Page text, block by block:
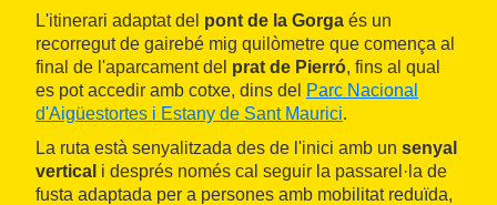
L'itinerari adaptat del pont de la Gorga és un
recorregut de gairebé mig quilòmetre que comença al
final de l'aparcament del prat de Pierró, fins al qual
es pot accedir amb cotxe, dins del Parc Nacional
d'Aigüestortes i Estany de Sant Maurici.
La ruta està senyalitzada des de l'inici amb un senyal
vertical i després només cal seguir la passarel·la de
fusta adaptada per a persones amb mobilitat reduïda,